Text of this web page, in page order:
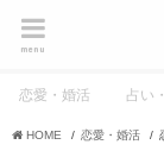
menu
恋愛・婚活 占い
HOME 恋愛・婚活